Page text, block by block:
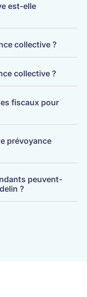
est-elle
collective ?
collective ?
fiscaux pour
prévoyance
peuvent-
?